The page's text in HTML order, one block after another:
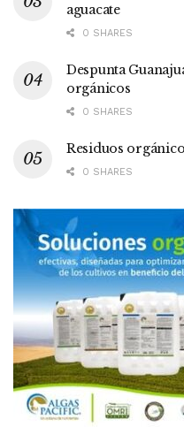
aguacate
0 SHARES
Despunta
orgánicos
0 SHARES
Residuos
0 SHARES